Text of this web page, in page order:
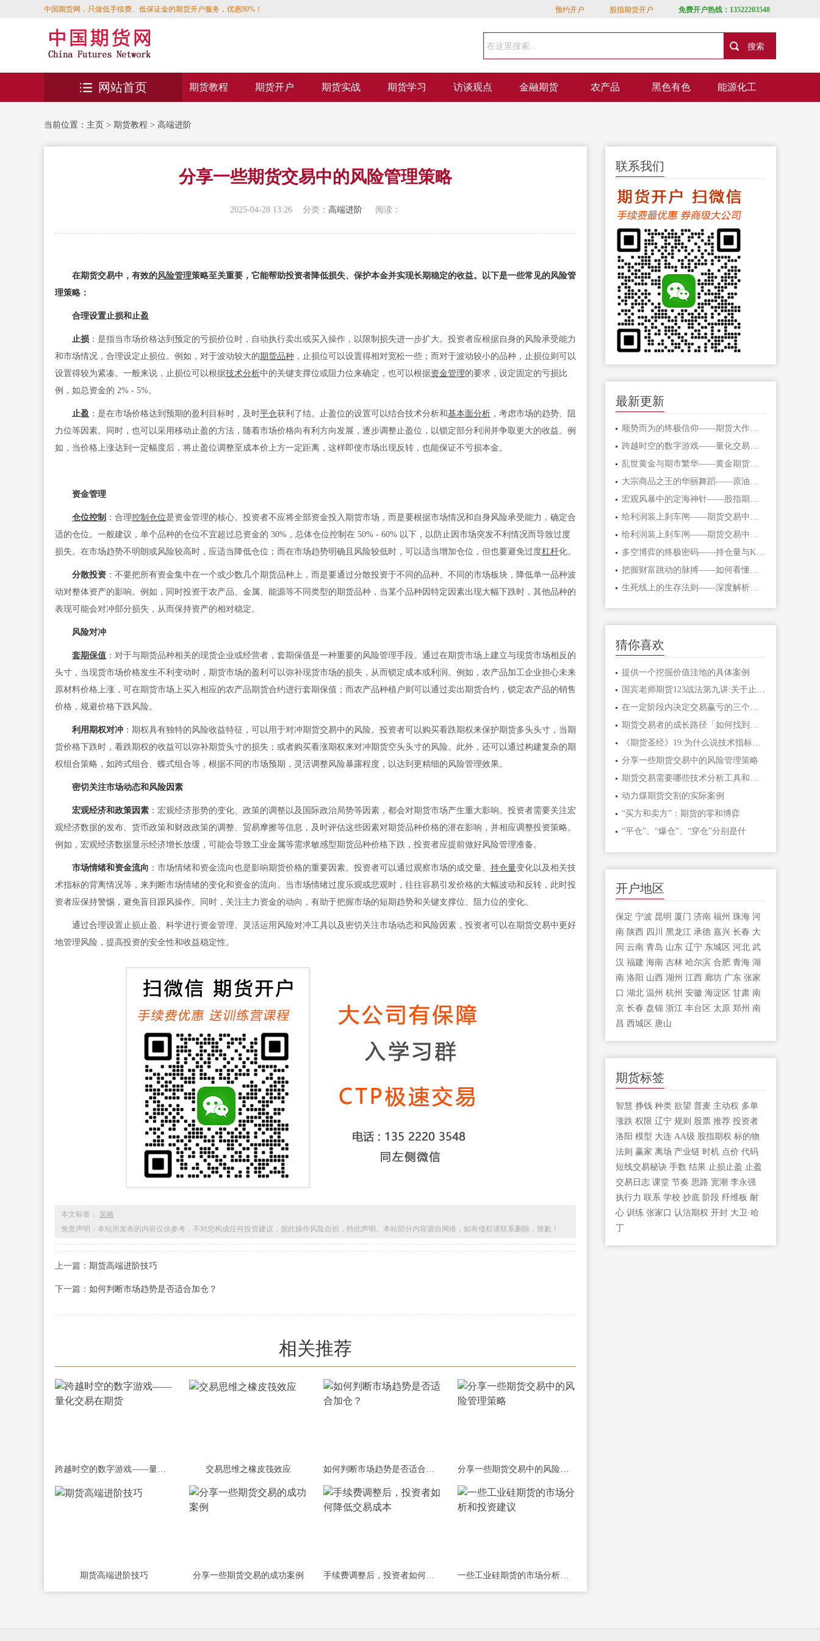
中国期货网，只做低手续费、低保证金的期货开户服务，优惠90%！ 预约开户 股指期货开户 免费开户热线：13522203548
期货教程 期货开户 期货实战 期货学习 访谈观点 金融期货 农产品 黑色有色 能源化工
网站首页
当前位置： 主页 > 期货教程 > 高端进阶
分享一些期货交易中的风险管理策略
2025-04-28 13:26 分类： 高端进阶 阅读：
在期货交易中，有效的风险管理策略至关重要，它能帮助投资者降低损失、保护本金并实现长期稳定的收益。以下是一些常见的风险管
理策略：
合理设置止损和止盈
止损：是指当市场价格达到预定的亏损价位时，自动执行卖出或买入操作，以限制损失进一步扩大。投资者应根据自身的风险承受能力
和市场情况，合理设定止损位。例如，对于波动较大的期货品种，止损位可以设置得相对宽松一些；而对于波动较小的品种，止损位则可以
设置得较为紧凑。一般来说，止损位可以根据技术分析中的关键支撑位或阻力位来确定，也可以根据资金管理的要求，设定固定的亏损比
例，如总资金的 2% - 5%。
止盈 ：是在市场价格达到预期的盈利目标时，及时平仓获利了结。止盈位的设置可以结合技术分析和基本面分析，考虑市场的趋势、阻
力位等因素。同时，也可以采用移动止盈的方法，随着市场价格向有利方向发展，逐步调整止盈位，以锁定部分利润并争取更大的收益。例
如，当价格上涨达到一定幅度后，将止盈位调整至成本价上方一定距离，这样即使市场出现反转，也能保证不亏损本金。
资金管理
仓位控制 ：合理控制仓位是资金管理的核心。投资者不应将全部资金投入期货市场，而是要根据市场情况和自身风险承受能力，确定合
适的仓位。一般建议，单个品种的仓位不宜超过总资金的 30%，总体仓位控制在 50% - 60% 以下，以防止因市场突发不利情况而导致过度
损失。在市场趋势不明朗或风险较高时，应适当降低仓位；而在市场趋势明确且风险较低时，可以适当增加仓位，但也要避免过度杠杆化。
分散投资：不要把所有资金集中在一个或少数几个期货品种上，而是要通过分散投资于不同的品种、不同的市场板块，降低单一品种波
动对整体资产的影响。例如，同时投资于农产品、金属、能源等不同类型的期货品种，当某个品种因特定因素出现大幅下跌时，其他品种的
表现可能会对冲部分损失，从而保持资产的相对稳定。
风险对冲
套期保值：对于与期货品种相关的现货企业或经营者，套期保值是一种重要的风险管理手段。通过在期货市场上建立与现货市场相反的
头寸，当现货市场价格发生不利变动时，期货市场的盈利可以弥补现货市场的损失，从而锁定成本或利润。例如，农产品加工企业担心未来
原材料价格上涨，可在期货市场上买入相应的农产品期货合约进行套期保值；而农产品种植户则可以通过卖出期货合约，锁定农产品的销售
价格，规避价格下跌风险。
利用期权对冲：期权具有独特的风险收益特征，可以用于对冲期货交易中的风险。投资者可以购买看跌期权来保护期货多头头寸，当期
货价格下跌时，看跌期权的收益可以弥补期货头寸的损失；或者购买看涨期权来对冲期货空头头寸的风险。此外，还可以通过构建复杂的期
权组合策略，如跨式组合、蝶式组合等，根据不同的市场预期，灵活调整风险暴露程度，以达到更精细的风险管理效果。
密切关注市场动态和风险因素
宏观经济和政策因素：宏观经济形势的变化、政策的调整以及国际政治局势等因素，都会对期货市场产生重大影响。投资者需要关注宏
观经济数据的发布、货币政策和财政政策的调整、贸易摩擦等信息，及时评估这些因素对期货品种价格的潜在影响，并相应调整投资策略。
例如，宏观经济数据显示经济增长放缓，可能会导致工业金属等需求敏感型期货品种价格下跌，投资者应提前做好风险管理准备。
市场情绪和资金流向 ：市场情绪和资金流向也是影响期货价格的重要因素。投资者可以通过观察市场的成交量、 持仓量变化以及相关技
术指标的背离情况等，来判断市场情绪的变化和资金的流向。当市场情绪过度乐观或悲观时，往往容易引发价格的大幅波动和反转，此时投
资者应保持警惕，避免盲目跟风操作。同时，关注主力资金的动向，有助于把握市场的短期趋势和关键支撑位、阻力位的变化。
通过合理设置止损止盈、科学进行资金管理、灵活运用风险对冲工具以及密切关注市场动态和风险因素，投资者可以在期货交易中更好
地管理风险，提高投资的安全性和收益稳定性。
本文标签： 策略
免责声明：本站所发布的内容仅供参考，不对您构成任何投资建议，据此操作风险自担，特此声明。本站部分内容源自网络，如有侵权请联系删除，致歉！
上一篇： 期货高端进阶技巧
下一篇： 如何判断市场趋势是否适合加仓？
相关推荐
跨越时空的数字游戏——量化交易在期货 交易思维之橡皮筏效应 分享一些期货交易中的风险管理策略
期货高端进阶技巧 分享一些期货交易的成功案例 手续费调整后，投资者如何降低交易成本 一些工业硅期货的市场分析和投资建议
联系我们
最新更新
顺势而为的终极信仰——期货大作手的修
跨越时空的数字游戏——量化交易在期货
乱世黄金与期市繁华——黄金期货的避险
大宗商品之王的华丽舞蹈——原油期货的
宏观风暴中的定海神针——股指期货的对
给利润装上刹车闸——期货交易中不可逾
把握财富跳动的脉搏——如何看懂期货主
生死线上的生存法则——深度解析期货爆
猜你喜欢
提供一个挖掘价值洼地的具体案例
国宾老师期货123战法第九讲:关于止损,结
在一定阶段内决定交易赢亏的三个最重要
期货交易者的成长路径「如何找到一套自
《期货圣经》19:为什么说技术指标只是参
分享一些期货交易中的风险管理策略
期货交易需要哪些技术分析工具和基本面
动力煤期货交割的实际案例
“买方和卖方”：期货的零和博弈
“平仓”、“爆仓”、“穿仓”分别是什
开户地区
保定 宁波 昆明 厦门 济南 福州 珠海 河
南 陕西 四川 黑龙江 承德 嘉兴 长春 大
同 云南 青岛 山东 辽宁 东城区 河北 武
汉 福建 海南 吉林 哈尔滨 合肥 青海 湖
南 洛阳 山西 湖州 江西 廊坊 广东 张家
口 湖北 温州 杭州 安徽 海淀区 甘肃 南
京 长春 盘锦 浙江 丰台区 太原 郑州 南
昌 西城区 唐山
期货标签
智慧 挣钱 种类 欲望 普麦 主动权 多单
涨跌 权限 辽宁 规则 股票 推荐 投资者
洛阳 模型 大连 AA级 股指期权 标的物
法则 赢家 离场 产业链 时机 点价 代码
短线交易秘诀 手数 结果 止损止盈 止盈
交易日志 课堂 节奏 思路 宽潮 李永强
执行力 联系 学校 抄底 阶段 纤维板 耐
心 训练 张家口 认沽期权 开封 大卫·哈
丁